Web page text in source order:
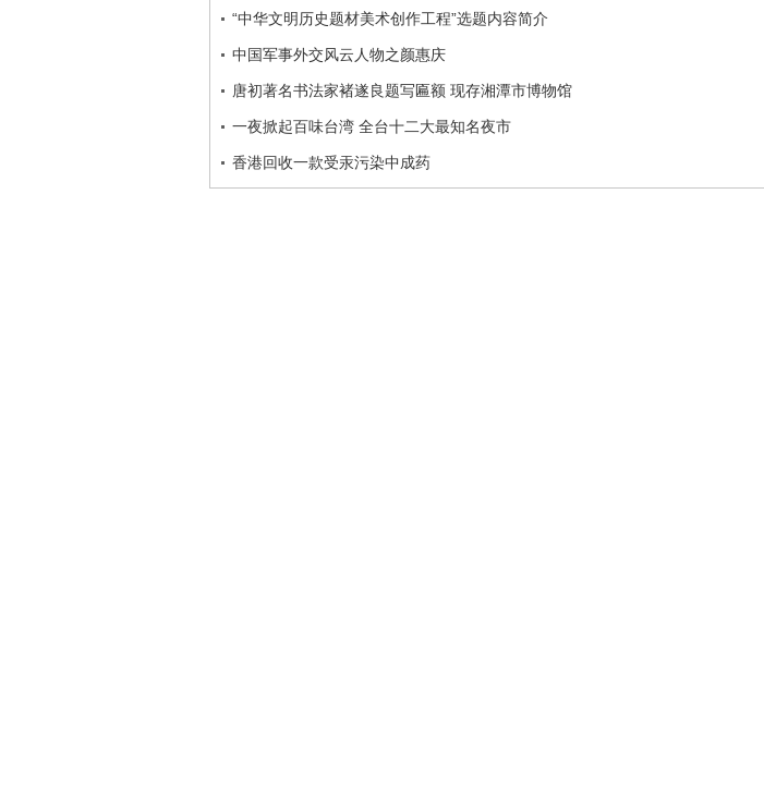
“中华文明历史题材美术创作工程”选题内容简介
中国军事外交风云人物之颜惠庆
唐初著名书法家褚遂良题写匾额 现存湘潭市博物馆
一夜掀起百味台湾 全台十二大最知名夜市
香港回收一款受汞污染中成药